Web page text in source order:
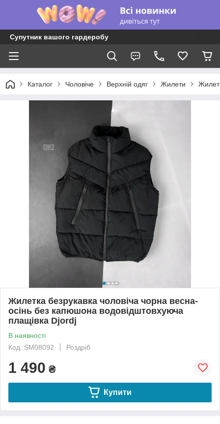
Супутник вашого гардеробу
Каталог Чоловіче Верхній одяг Жилети
Жилетка безрукавка чоловіча чорна весна-
осінь без капюшона водовідштовхуюча
плащівка Djordj
В наявності
Код: SM08092
Роздріб
1 490 ₴
Купити